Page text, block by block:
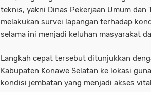
teknis, yakni Dinas Pekerjaan Umum dan
melakukan survei lapangan terhadap
selama ini menjadi keluhan masyarakat
Langkah cepat tersebut ditunjukkan
Kabupaten Konawe Selatan ke lokasi
kondisi jembatan yang menjadi akses